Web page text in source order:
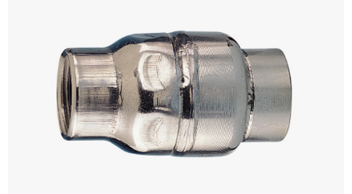
+7 (495) 215-24-81
Заказать звонок
zakaz325@ks-rus.com
Email для связи
Одинцово, Внуковская 9, пав. 31
Пункт выдачи заказов